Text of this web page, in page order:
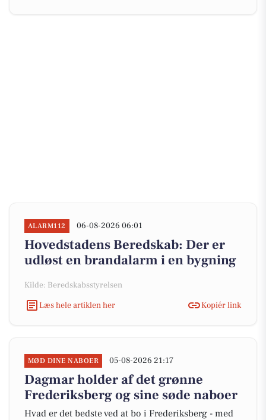
ALARM112 06-08-2026 06:01
Hovedstadens Beredskab: Der er
udløst en brandalarm i en bygning
Kilde: Beredskabsstyrelsen
Læs hele artiklen her
Kopiér link
MØD DINE NABOER 05-08-2026 21:17
Dagmar holder af det grønne
Frederiksberg og sine søde naboer
Hvad er det bedste ved at bo i Frederiksberg - med